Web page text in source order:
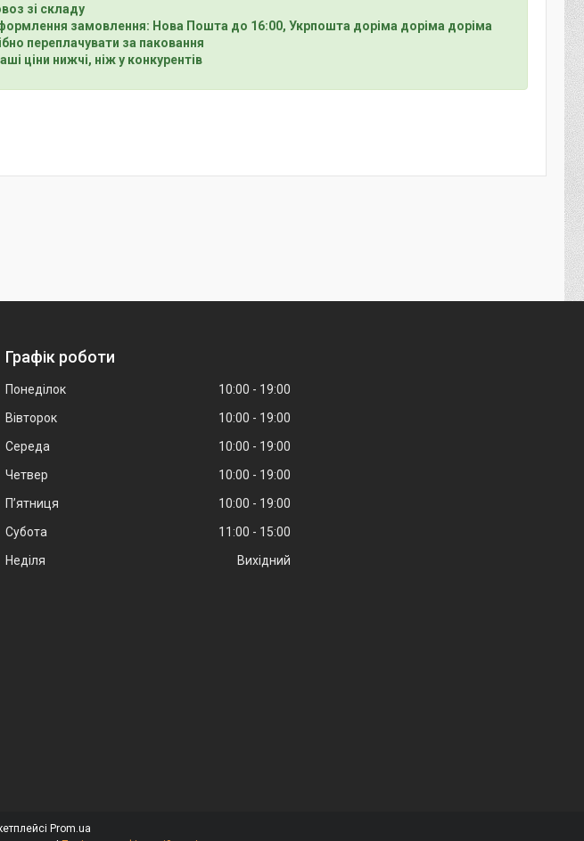
зі складу
замовлення: Нова Пошта до 16:00, Укрпошта доріма доріма доріма
переплачувати за паковання
ціни нижчі, ніж у конкурентів
Графік роботи
Понеділок 10:00
19:00
Вівторок
10:00
19:00
Середа
10:00
19:00
Четвер
10:00
19:00
Пʼятниця
10:00
19:00
Субота
11:00
15:00
Неділя
Вихідний
Prom.ua